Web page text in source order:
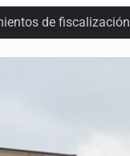
de fiscalización
de Amor